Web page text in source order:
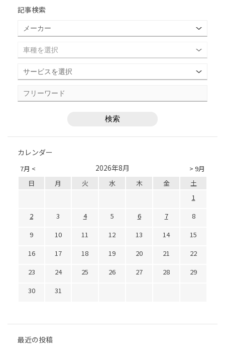
記事検索
カレンダー
7月 < > 9月
2026年8月
日 月 火 水 木 金
土
1
2
3 4 5 6 7
8
9
10 11 12 13 14
15
16
17 18 19 20 21
22
23
24 25 26 27 28
29
30
31
最近の投稿